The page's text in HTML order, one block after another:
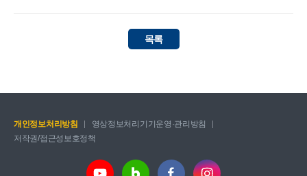
목록
개인정보처리방침
영상정보처리기기운영·관리방침
저작권/접근성보호정책